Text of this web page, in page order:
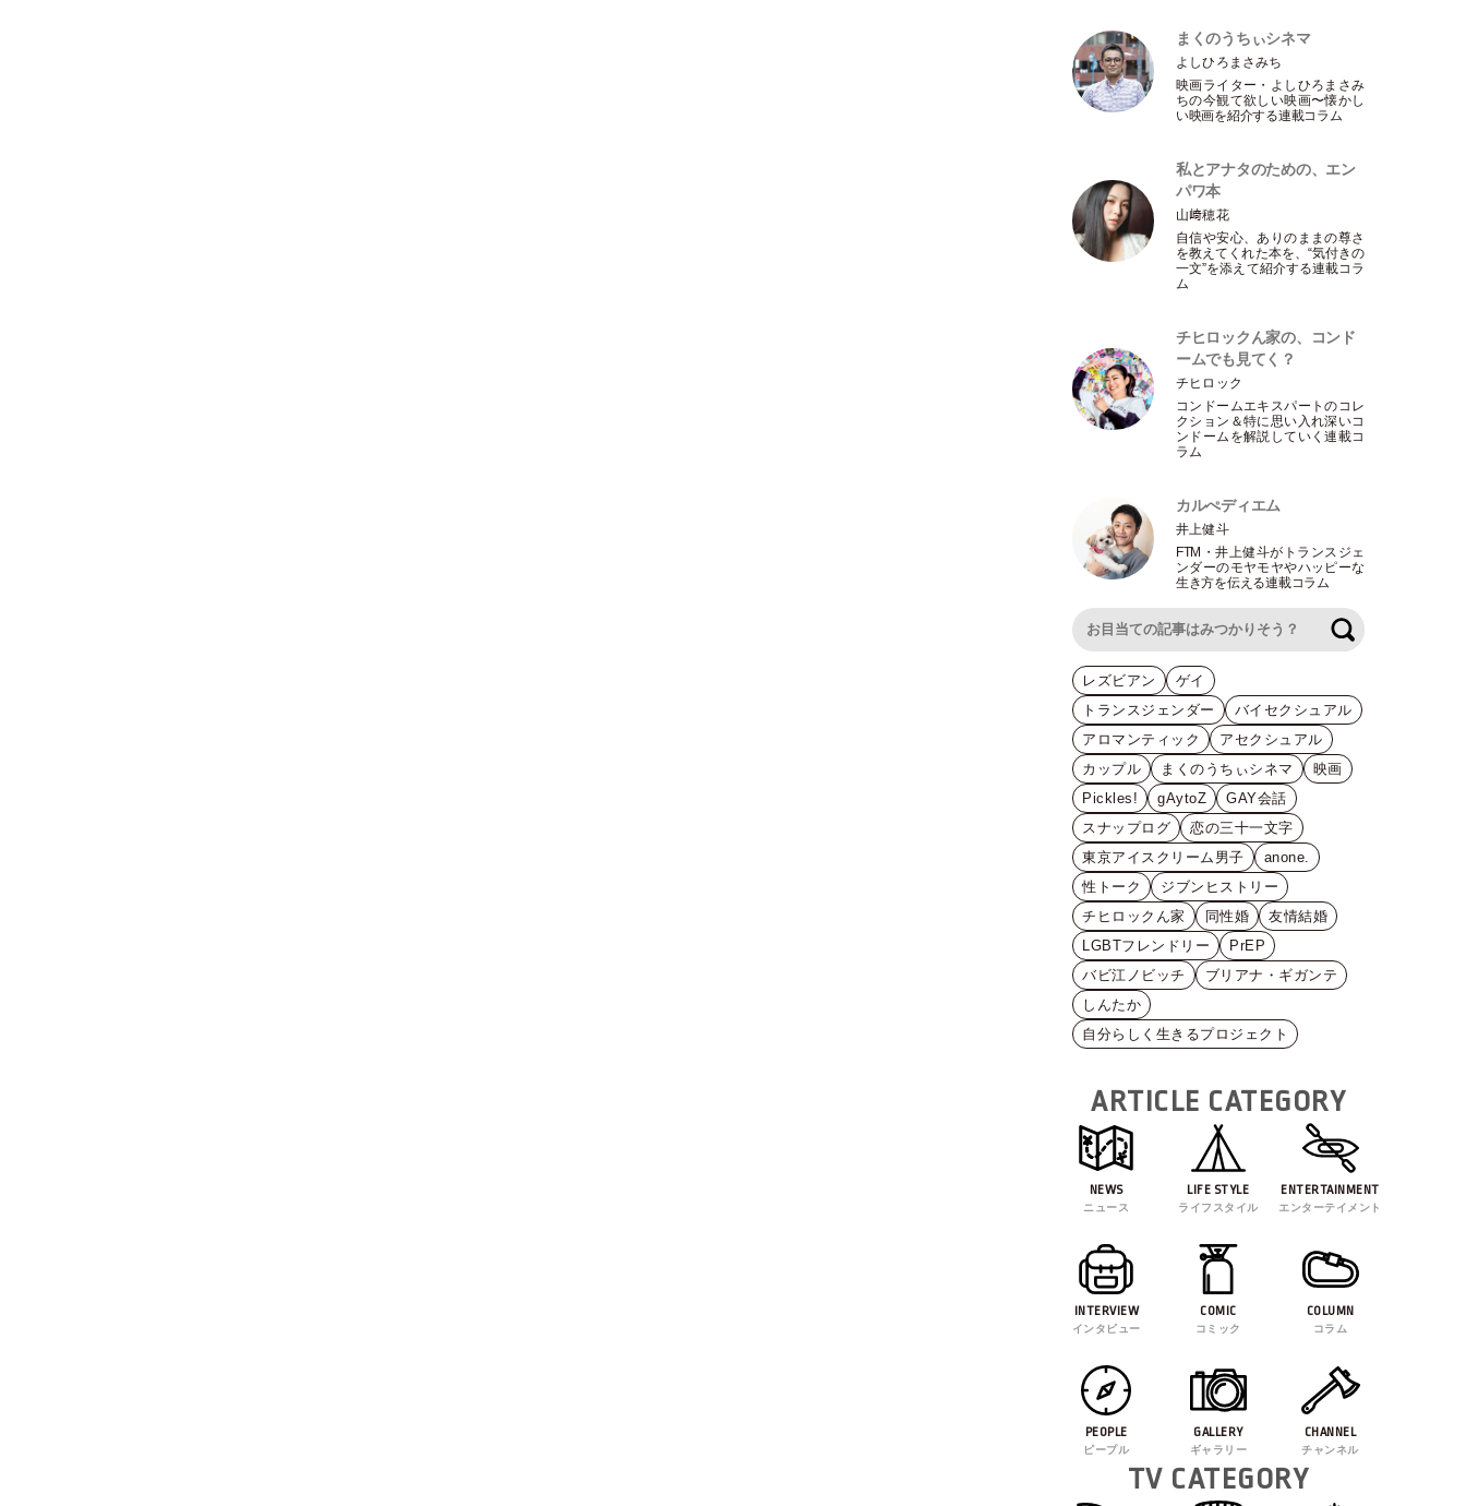
まくのうちぃシネマ
よしひろまさみち
映画ライター ・ よしひろまさみ
ちの今観て欲しい映画〜懐かし
い映画を紹介する連載コラム
私とアナタのための、エン
パワ本
山﨑穂花
自信や安心、ありのままの尊さ
を教えてくれた本を、“気付きの
一文”を添えて紹介する連載コラ
ム
チヒロックん家の、コンド
ームでも見てく？
チヒロック
コンドームエキスパートのコレ
クション＆特に思い入れ深いコ
ンドームを解説していく連載コ
ラム
カルぺディエム
井上健斗
FTM ・井上健斗がトランスジェ
ンダーのモヤモヤやハッピーな
生き方を伝える連載コラム
レズビアン
ゲイ
トランスジェンダー
バイセクシュアル
アロマンティック
アセクシュアル
カップル
まくのうちぃシネマ
映画
Pickles!
gAytoZ
GAY会話
スナップログ
恋の三十一文字
東京アイスクリーム男子
anone.
性トーク
ジブンヒストリー
チヒロックん家
同性婚
友情結婚
LGBTフレンドリー
PrEP
バビ江ノビッチ
ブリアナ・ギガンテ
しんたか
自分らしく生きるプロジェクト
ARTICLE CATEGORY
NEWS
ニュース
LIFE STYLE
ライフスタイル
ENTERTAINMENT
エンターテイメント
INTERVIEW
インタビュー
COMIC
コミック
COLUMN
コラム
PEOPLE
ピープル
GALLERY
ギャラリー
CHANNEL
チャンネル
TV CATEGORY